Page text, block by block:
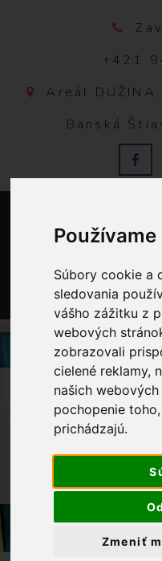
Súbory cookie a
sledovania
vášho zážitku z
webových
zobrazovali
cielené reklamy,
našich
pochopenie
prichádzajú.
Zmeniť
+421
Areál
Banská
OBCHOD